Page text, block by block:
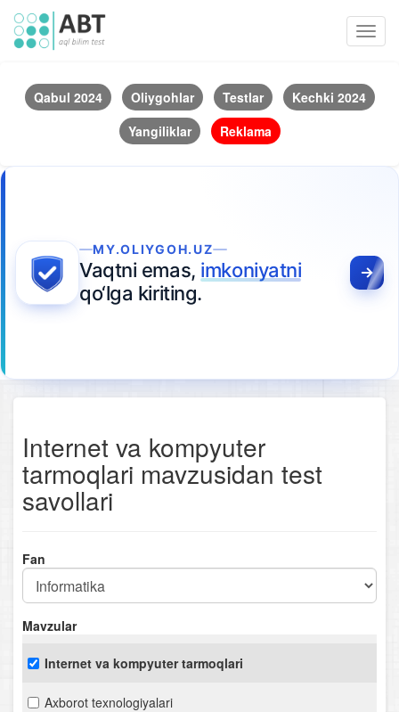
Qabul 2024 Oliygohlar Testlar
Kechki 2024
Yangiliklar
Reklama
MY.OLIYGOH.UZ
Vaqtni emas, imkoniyatni
qo‘lga kiriting.
Internet va kompyuter
tarmoqlari mavzusidan test
savollari
Fan
Mavzular
Internet va kompyuter tarmoqlari
Axborot texnologiyalari